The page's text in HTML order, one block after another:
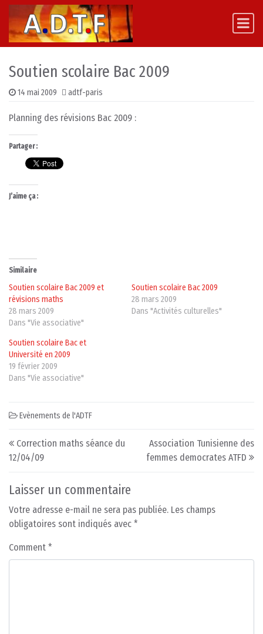
Skip to content
Main Navigation
Soutien scolaire Bac 2009
14 mai 2009 adtf-paris
Planning des révisions Bac 2009 :
Partager :
J’aime ça :
Similaire
Soutien scolaire Bac 2009 et
révisions maths
28 mars 2009
Dans "Vie associative"
Soutien scolaire Bac 2009
28 mars 2009
Dans "Activités culturelles"
Soutien scolaire Bac et
Université en 2009
19 février 2009
Dans "Vie associative"
Evènements de l'ADTF
Post navigation
Correction maths séance du
12/04/09
Association Tunisienne des
femmes democrates ATFD
Laisser un commentaire
Votre adresse e-mail ne sera pas publiée. Les champs
obligatoires sont indiqués avec *
Comment *